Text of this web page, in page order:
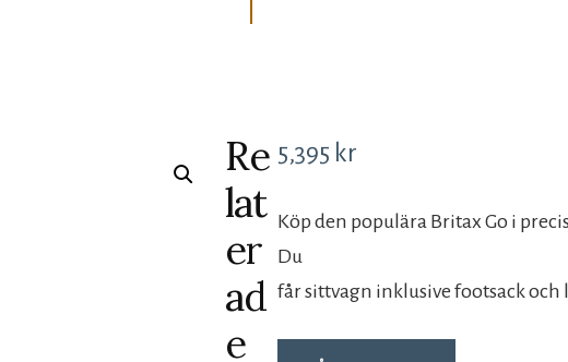
5,395 kr
Köp den populära Britax Go i
Du
får sittvagn inklusive footsack och
Re
lat
er
ad
e